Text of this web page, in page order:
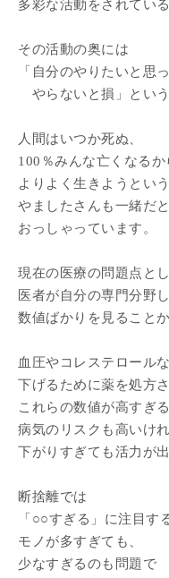
多彩な活動をされてい
その活動の奥には
「自分のやりたいと思
やらないと損」という
人間はいつか死ぬ、
100％みんな亡くなるか
よりよく生きようとい
やましたさんも一緒だと
おっしゃっています。
現在の医療の問題点と
医者が自分の専門分野
数値ばかりを見ること
血圧やコレステロール
下げるために薬を処方
これらの数値が高すぎ
病気のリスクも高いけ
下がりすぎても活力が
断捨離では
「○○すぎる」に注目す
モノが多すぎても、
少なすぎるのも問題で